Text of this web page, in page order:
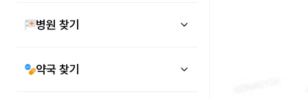
병원 찾기
약국 찾기